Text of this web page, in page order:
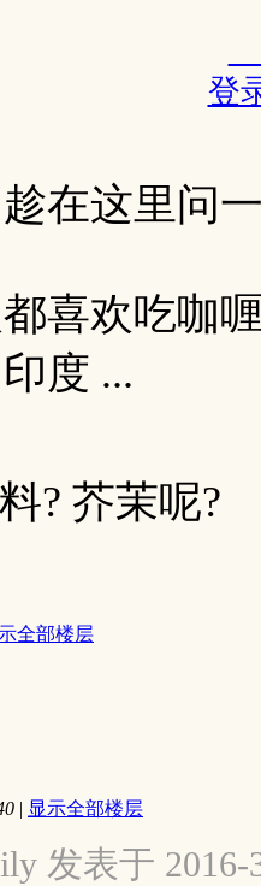
登
在这里问
喜欢吃咖
度 ...
? 芥茉呢?
全部楼层
| 显示全部楼层
发表于 2016-